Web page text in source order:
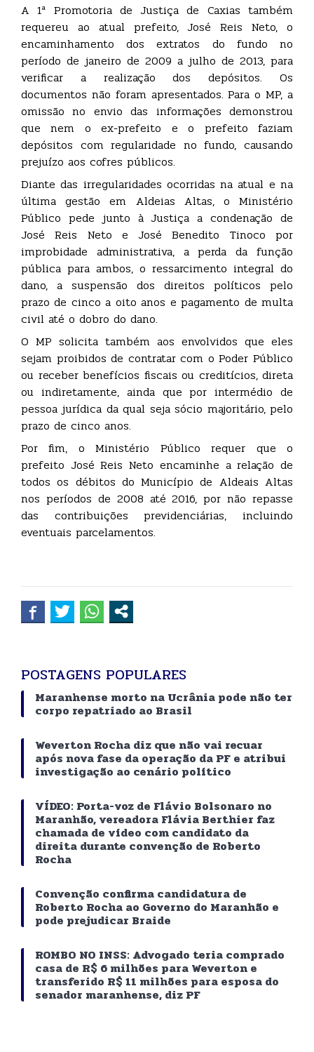
A 1ª Promotoria de Justiça de Caxias também
requereu ao atual prefeito, José Reis Neto, o
encaminhamento dos extratos do fundo no
período de janeiro de 2009 a julho de 2013, para
verificar a realização dos depósitos. Os
documentos não foram apresentados. Para o MP, a
omissão no envio das informações demonstrou
que nem o ex-prefeito e o prefeito faziam
depósitos com regularidade no fundo, causando
prejuízo aos cofres públicos.
Diante das irregularidades ocorridas na atual e na
última gestão em Aldeias Altas, o Ministério
Público pede junto à Justiça a condenação de
José Reis Neto e José Benedito Tinoco por
improbidade administrativa, a perda da função
pública para ambos, o ressarcimento integral do
dano, a suspensão dos direitos políticos pelo
prazo de cinco a oito anos e pagamento de multa
civil até o dobro do dano.
O MP solicita também aos envolvidos que eles
sejam proibidos de contratar com o Poder Público
ou receber benefícios fiscais ou creditícios, direta
ou indiretamente, ainda que por intermédio de
pessoa jurídica da qual seja sócio majoritário, pelo
prazo de cinco anos.
Por fim, o Ministério Público requer que o
prefeito José Reis Neto encaminhe a relação de
todos os débitos do Município de Aldeais Altas
nos períodos de 2008 até 2016, por não repasse
das contribuições previdenciárias, incluindo
eventuais parcelamentos.
POSTAGENS POPULARES
Maranhense morto na Ucrânia pode não ter
corpo repatriado ao Brasil
Weverton Rocha diz que não vai recuar
após nova fase da operação da PF e atribui
investigação ao cenário político
VÍDEO: Porta-voz de Flávio Bolsonaro no
Maranhão, vereadora Flávia Berthier faz
chamada de vídeo com candidato da
direita durante convenção de Roberto
Rocha
Convenção confirma candidatura de
Roberto Rocha ao Governo do Maranhão e
pode prejudicar Braide
ROMBO NO INSS: Advogado teria comprado
casa de R$ 6 milhões para Weverton e
transferido R$ 11 milhões para esposa do
senador maranhense, diz PF